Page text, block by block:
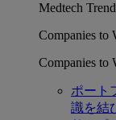
Medtech
Companies to
Companies to
ポート
識を結